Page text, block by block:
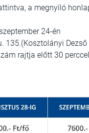
a megnyíló
24-én
135.(Kosztolányi
rajtja előtt 30